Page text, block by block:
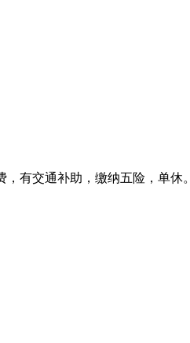
有交通补助，缴纳五险，单休。